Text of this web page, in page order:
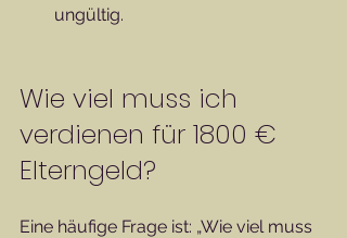
ungültig.
Wie viel muss ich
verdienen für 1800 €
Elterngeld?
Eine häufige Frage ist: „Wie viel muss